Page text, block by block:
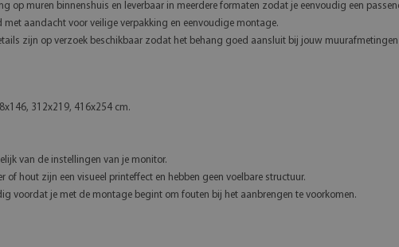
op muren binnenshuis en leverbaar in meerdere formaten zodat je eenvoudig een
met aandacht voor veilige verpakking en eenvoudige montage.
zijn op verzoek beschikbaar zodat het behang goed aansluit bij jouw
312x219, 416x254 cm.
van de instellingen van je monitor.
of hout zijn een visueel printeffect en hebben geen voelbare structuur.
voordat je met de montage begint om fouten bij het aanbrengen te voorkomen.